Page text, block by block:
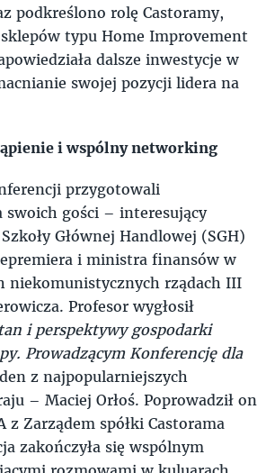
podkreślono rolę Castoramy,
typu Home Improvement
dalsze inwestycje w
swojej pozycji lidera na
i wspólny networking
przygotowali
swoich gości – interesujący
Głównej Handlowej (SGH)
i ministra finansów w
niekomunistycznych rządach III
Profesor wygłosił
i perspektywy gospodarki
Prowadzącym Konferencję dla
z najpopularniejszych
– Maciej Orłoś. Poprowadził on
z Zarządem spółki Castorama
zakończyła się wspólnym